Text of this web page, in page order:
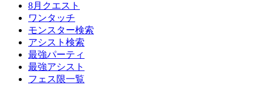
8月クエスト
ワンタッチ
モンスター検索
アシスト検索
最強パーティ
最強アシスト
フェス限一覧